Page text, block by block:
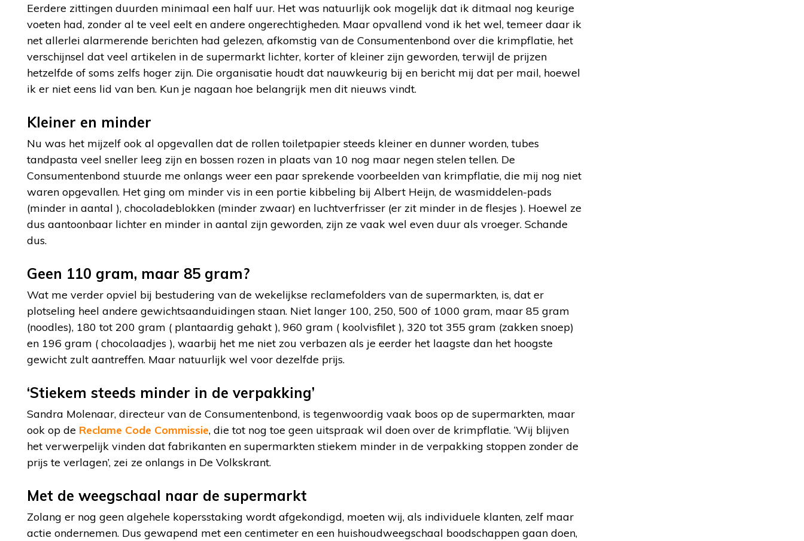
Eerdere zittingen duurden minimaal een half uur. Het was natuurlijk ook mogelijk dat ik ditmaal nog keurige
voeten had, zonder al te veel eelt en andere ongerechtigheden. Maar opvallend vond ik het wel, temeer daar ik
net allerlei alarmerende berichten had gelezen, afkomstig van de Consumentenbond over die krimpflatie, het
verschijnsel dat veel artikelen in de supermarkt lichter, korter of kleiner zijn geworden, terwijl de prijzen
hetzelfde of soms zelfs hoger zijn. Die organisatie houdt dat nauwkeurig bij en bericht mij dat per mail, hoewel
ik er niet eens lid van ben. Kun je nagaan hoe belangrijk men dit nieuws vindt.
Kleiner en minder
Nu was het mijzelf ook al opgevallen dat de rollen toiletpapier steeds kleiner en dunner worden, tubes
tandpasta veel sneller leeg zijn en bossen rozen in plaats van 10 nog maar negen stelen tellen. De
Consumentenbond stuurde me onlangs weer een paar sprekende voorbeelden van krimpflatie, die mij nog niet
waren opgevallen. Het ging om minder vis in een portie kibbeling bij Albert Heijn, de wasmiddelen-pads
(minder in aantal ), chocoladeblokken (minder zwaar) en luchtverfrisser (er zit minder in de flesjes ). Hoewel ze
dus aantoonbaar lichter en minder in aantal zijn geworden, zijn ze vaak wel even duur als vroeger. Schande
dus.
Geen 110 gram, maar 85 gram?
Wat me verder opviel bij bestudering van de wekelijkse reclamefolders van de supermarkten, is, dat er
plotseling heel andere gewichtsaanduidingen staan. Niet langer 100, 250, 500 of 1000 gram, maar 85 gram
(noodles), 180 tot 200 gram ( plantaardig gehakt ), 960 gram ( koolvisfilet ), 320 tot 355 gram (zakken snoep)
en 196 gram ( chocolaadjes ), waarbij het me niet zou verbazen als je eerder het laagste dan het hoogste
gewicht zult aantreffen. Maar natuurlijk wel voor dezelfde prijs.
‘Stiekem steeds minder in de verpakking’
Sandra Molenaar, directeur van de Consumentenbond, is tegenwoordig vaak boos op de supermarkten, maar
ook op de Reclame Code Commissie, die tot nog toe geen uitspraak wil doen over de krimpflatie. ‘Wij blijven
het verwerpelijk vinden dat fabrikanten en supermarkten stiekem minder in de verpakking stoppen zonder de
prijs te verlagen’, zei ze onlangs in De Volkskrant.
Met de weegschaal naar de supermarkt
Zolang er nog geen algehele kopersstaking wordt afgekondigd, moeten wij, als individuele klanten, zelf maar
actie ondernemen. Dus gewapend met een centimeter en een huishoudweegschaal boodschappen gaan doen,